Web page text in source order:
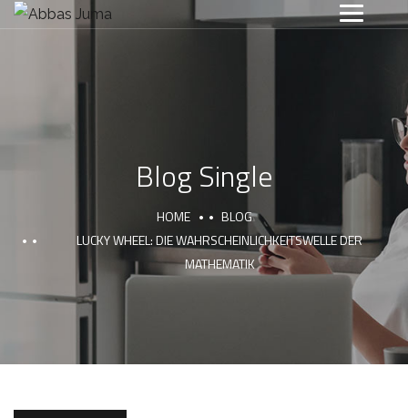
Blog Single
HOME
BLOG
LUCKY WHEEL: DIE WAHRSCHEINLICHKEITSWELLE DER
MATHEMATIK